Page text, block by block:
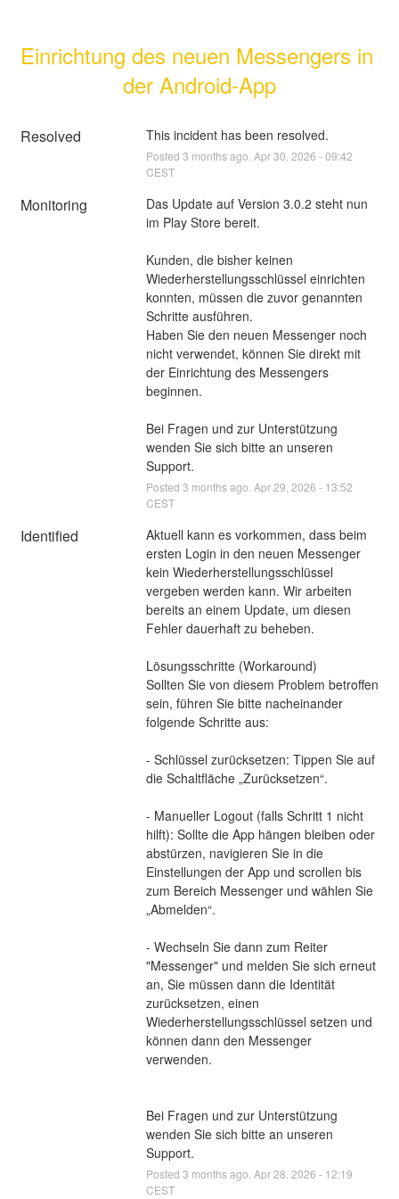
Einrichtung des neuen Messengers in
der Android-App
Resolved This incident has been resolved.
Posted 3 months ago. Apr30 2026 -09:42
CEST
Monitoring
Das Update auf Version 3.0.2 steht nun
im Play Store bereit.
Kunden, die bisher keinen
Wiederherstellungsschlüssel einrichten
konnten, müssen die zuvor genannten
Schritte ausführen.
Haben Sie den neuen Messenger noch
nicht verwendet, können Sie direkt mit
der Einrichtung des Messengers
beginnen.
Bei Fragen und zur Unterstützung
wenden Sie sich bitte an unseren
Support.
Posted 3 months ago. Apr29 2026 - 13:52
CEST
Identified
Aktuell kann es vorkommen, dass beim
ersten Login in den neuen Messenger
kein Wiederherstellungsschlüssel
vergeben werden kann. Wir arbeiten
bereits an einem Update, um diesen
Fehler dauerhaft zu beheben.
Lösungsschritte (Workaround)
Sollten Sie von diesem Problem betroffen
sein, führen Sie bitte nacheinander
folgende Schritte aus:
- Schlüssel zurücksetzen: Tippen Sie auf
die Schaltfläche „Zurücksetzen“.
- Manueller Logout (falls Schritt 1 nicht
hilft): Sollte die App hängen bleiben oder
abstürzen, navigieren Sie in die
Einstellungen der App und scrollen bis
zum Bereich Messenger und wählen Sie
„Abmelden“.
- Wechseln Sie dann zum Reiter
"Messenger" und melden Sie sich erneut
an, Sie müssen dann die Identität
zurücksetzen, einen
Wiederherstellungsschlüssel setzen und
können dann den Messenger
verwenden.
Bei Fragen und zur Unterstützung
wenden Sie sich bitte an unseren
Support.
Posted 3 months ago. Apr28 2026 - 12:19
CEST